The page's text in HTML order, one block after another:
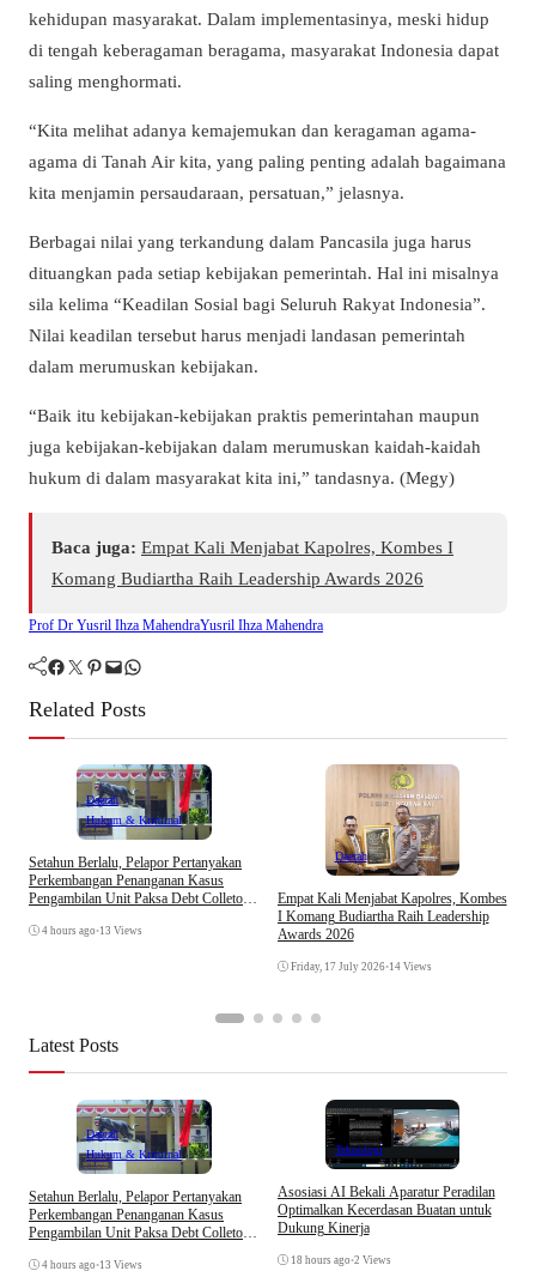
kehidupan masyarakat. Dalam implementasinya, meski hidup
di tengah keberagaman beragama, masyarakat Indonesia dapat
saling menghormati.
“Kita melihat adanya kemajemukan dan keragaman agama-
agama di Tanah Air kita, yang paling penting adalah bagaimana
kita menjamin persaudaraan, persatuan,” jelasnya.
Berbagai nilai yang terkandung dalam Pancasila juga harus
dituangkan pada setiap kebijakan pemerintah. Hal ini misalnya
sila kelima “Keadilan Sosial bagi Seluruh Rakyat Indonesia”.
Nilai keadilan tersebut harus menjadi landasan pemerintah
dalam merumuskan kebijakan.
“Baik itu kebijakan-kebijakan praktis pemerintahan maupun
juga kebijakan-kebijakan dalam merumuskan kaidah-kaidah
hukum di dalam masyarakat kita ini,” tandasnya. (Megy)
Baca juga: Empat Kali Menjabat Kapolres, Kombes I
Komang Budiartha Raih Leadership Awards 2026
Prof Dr Yusril Ihza MahendraYusril Ihza Mahendra
Facebook Twitter Pinterest Mail WhatsApp
Related Posts
Daerah
Hukum & Kriminal
Setahun Berlalu, Pelapor Pertanyakan
Perkembangan Penanganan Kasus
Pengambilan Unit Paksa Debt Colletor
4 hours ago •13 Views
Daerah
Empat Kali Menjabat Kapolres, Kombes
I Komang Budiartha Raih Leadership
Awards 2026
Friday, 17 July 2026•14 Views
Latest Posts
Daerah
Hukum & Kriminal
Setahun Berlalu, Pelapor Pertanyakan
Perkembangan Penanganan Kasus
Pengambilan Unit Paksa Debt Colletor
4 hours ago •13 Views
Teknologi
Asosiasi AI Bekali Aparatur Peradilan
Optimalkan Kecerdasan Buatan untuk
Dukung Kinerja
18 hours ago •2 Views